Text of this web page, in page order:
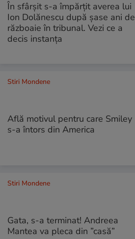
În sfârșit s-a împărțit averea lui
Ion Dolănescu după șase ani de
războaie în tribunal. Vezi ce a
decis instanța
Stiri Mondene
Află motivul pentru care Smiley
s-a întors din America
Stiri Mondene
Gata, s-a terminat! Andreea
Mantea va pleca din ”casă”